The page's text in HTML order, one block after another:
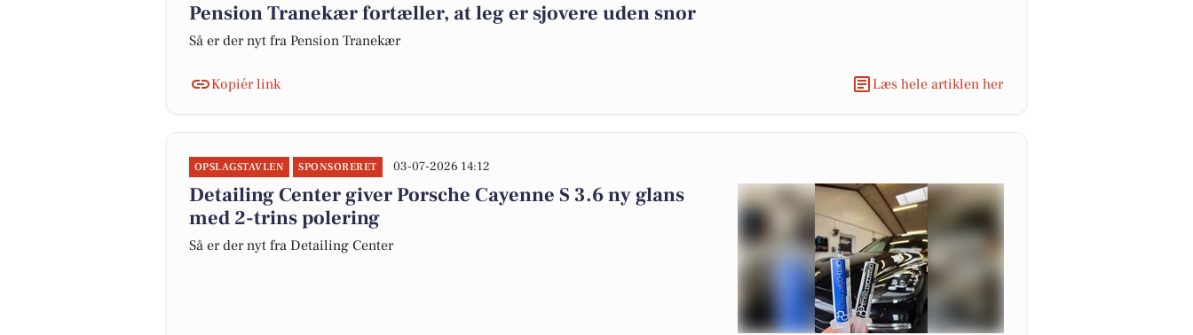
Pension Tranekær fortæller, at leg er sjovere uden snor
Så er der nyt fra Pension Tranekær
Kopiér link Læs hele artiklen her
OPSLAGSTAVLEN SPONSORERET 03-07-2026 14:12
Detailing Center giver Porsche Cayenne S 3.6 ny glans
med 2-trins polering
Så er der nyt fra Detailing Center